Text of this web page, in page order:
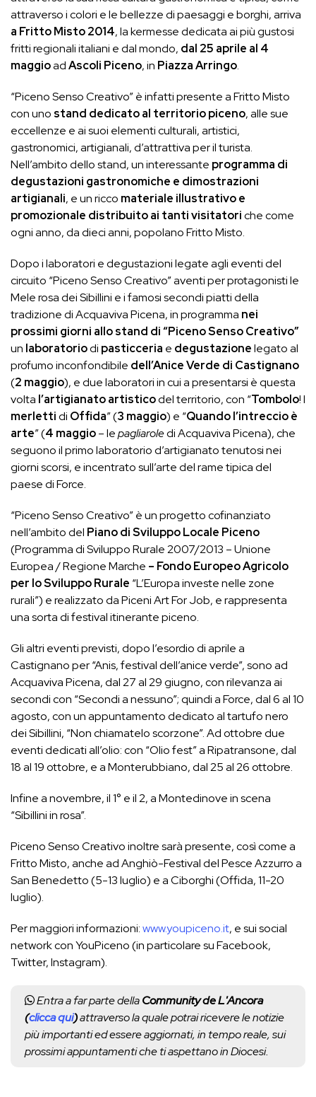
attraverso i colori e le bellezze di paesaggi e borghi, arriva
a FrittoMisto2014, la kermesse dedicata ai più gustosi
fritti regionali italiani e dal mondo, dal 25 aprile al 4
maggioadAscoli Piceno, in PiazzaArringo.
“Piceno Senso Creativo” è infatti presente a Fritto Misto
con uno stand dedicato al territorio piceno, alle sue
eccellenze e ai suoi elementi culturali, artistici,
gastronomici, artigianali, d’attrattiva per il turista.
Nell’ambito dello stand, un interessante programma di
degustazioni gastronomiche e dimostrazioni
artigianali, e un ricco materiale illustrativo e
promozionale distribuito ai tanti visitatoriche come
ogni anno, da dieci anni, popolano Fritto Misto.
Dopo i laboratori e degustazioni legate agli eventi del
circuito “Piceno Senso Creativo” aventi per protagonisti le
Mele rosa dei Sibillini e i famosi secondi piatti della
tradizione di Acquaviva Picena, in programma nei
prossimi giorni allo stand di “Piceno Senso Creativo”
un laboratoriodi pasticceria e degustazionelegato al
profumo inconfondibile dell’AniceVerde di Castignano
(2 maggio), e due laboratori in cui a presentarsi è questa
volta l’artigianatoartisticodel territorio, con “Tombolo! I
merlettidi Offida” (3 maggio) e “Quandol’intreccioè
arte” (4 maggio– lepagliaroledi Acquaviva Picena), che
seguono il primo laboratorio d’artigianato tenutosi nei
giorni scorsi, e incentrato sull’arte del rame tipica del
paese di Force.
“Piceno Senso Creativo” è un progetto cofinanziato
nell’ambito del Piano di Sviluppo Locale Piceno
(Programma di Sviluppo Rurale 2007/2013 – Unione
Europea / Regione Marche – Fondo Europeo Agricolo
per lo Sviluppo Rurale “L’Europa investe nelle zone
rurali”) e realizzato da Piceni Art For Job, e rappresenta
una sorta di festival itinerante piceno.
Gli altri eventi previsti, dopo l’esordio di aprile a
Castignano per “Anis, festival dell’anice verde”, sono ad
Acquaviva Picena, dal 27 al 29 giugno, con rilevanza ai
secondi con “Secondi a nessuno”; quindi a Force, dal 6 al 10
agosto, con un appuntamento dedicato al tartufo nero
dei Sibillini, “Non chiamatelo scorzone”. Ad ottobre due
eventi dedicati all’olio: con “Olio fest” a Ripatransone, dal
18 al 19 ottobre, e a Monterubbiano, dal 25 al 26 ottobre.
Infine a novembre, il 1° e il 2, a Montedinove in scena
“Sibillini in rosa”.
Piceno Senso Creativo inoltre sarà presente, così come a
Fritto Misto, anche ad Anghiò-Festival del Pesce Azzurro a
San Benedetto (5-13 luglio) e a Ciborghi (Offida, 11-20
luglio).
Per maggiori informazioni:www.youpiceno.it, e sui social
network con YouPiceno (in particolare su Facebook,
Twitter, Instagram).
Entra a far parte dellaCommunity de L'Ancora
(clicca qui)attraverso la quale potrai ricevere le notizie
più importanti ed essere aggiornati, in tempo reale, sui
prossimi appuntamenti che ti aspettano in Diocesi.